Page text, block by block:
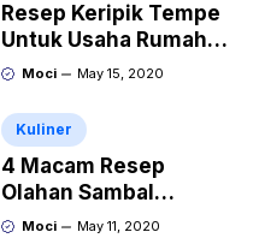
Resep Keripik Tempe
Untuk Usaha Rumahan
Yang Gurih
Moci May 15, 2020
Kuliner
4 Macam Resep
Olahan Sambal
Kentang Goreng Ati
Moci May 11, 2020